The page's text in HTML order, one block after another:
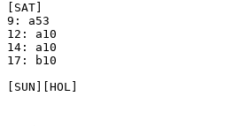
[SAT]
9: a53
12: a10
14: a10
17: b10
[SUN][HOL]